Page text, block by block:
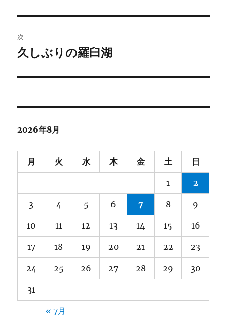
ビ
ゲ
ー
ン
投
稿:
次
次
投
久しぶりの羅臼湖
2026年8月
月 火 水 木 金 土 日
1 2
3 4 5 6 7 8 9
10 11 12 13 14 15 16
17 18 19 20 21 22 23
24 25 26 27 28 29 30
31
« 7月